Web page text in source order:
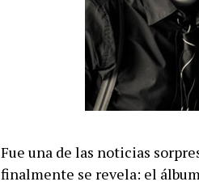
Fue una de las noticias
finalmente se revela: el